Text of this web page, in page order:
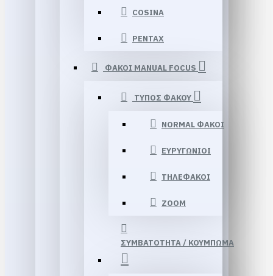
COSINA
PENTAX
ΦΑΚΟΙ MANUAL FOCUS
ΤΥΠΟΣ ΦΑΚΟΥ
NORMAL ΦΑΚΟΙ
ΕΥΡΥΓΩΝΙΟΙ
ΤΗΛΕΦΑΚΟΙ
ΖΟΟΜ
ΣΥΜΒΑΤΟΤΗΤΑ / ΚΟΥΜΠΩΜΑ